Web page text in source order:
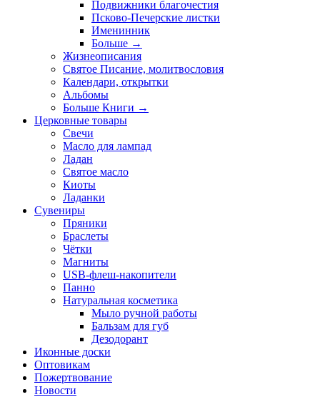
Подвижники благочестия
Псково-Печерские листки
Именинник
Больше →
Жизнеописания
Святое Писание, молитвословия
Календари, открытки
Альбомы
Больше Книги →
Церковные товары
Свечи
Масло для лампад
Ладан
Святое масло
Киоты
Ладанки
Сувениры
Пряники
Браслеты
Чётки
Магниты
USB-флеш-накопители
Панно
Натуральная косметика
Мыло ручной работы
Бальзам для губ
Дезодорант
Иконные доски
Оптовикам
Пожертвование
Новости